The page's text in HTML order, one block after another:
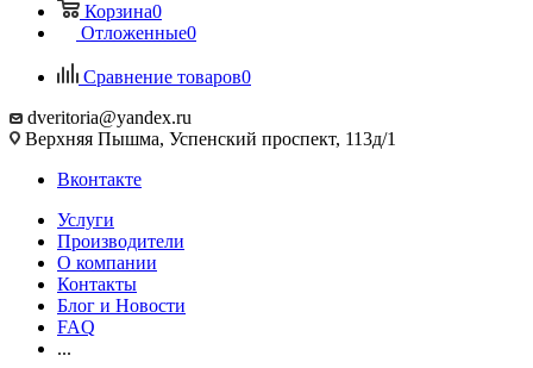
Корзина0
Отложенные0
Сравнение товаров0
dveritoria@yandex.ru
Верхняя Пышма, Успенский проспект, 113д/1
Вконтакте
Услуги
Производители
О компании
Контакты
Блог и Новости
FAQ
...